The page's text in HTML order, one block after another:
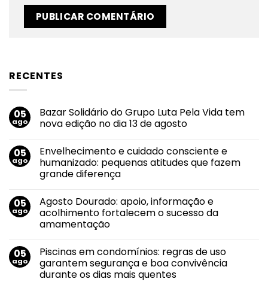
RECENTES
05
ago
Bazar Solidário do Grupo Luta Pela Vida tem
nova edição no dia 13 de agosto
em
Bazar
Solidário
do
Grupo
Pela
Vida
tem
nova
edição
13
de
agosto
05
ago
Envelhecimento e cuidado consciente e
humanizado: pequenas atitudes que fazem
grande diferença
em
Envelhecimento
e
cuidado
humanizado:
pequenas
atitudes
que
fazem
05
ago
Agosto Dourado: apoio, informação e
acolhimento fortalecem o sucesso da
amamentação
em
Agosto
Dourado:
apoio,
05
ago
Piscinas em condomínios: regras de uso
garantem segurança e boa convivência
durante os dias mais quentes